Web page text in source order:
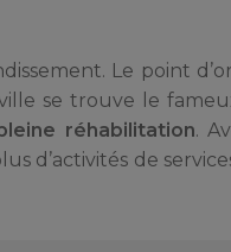
Le point
se trouve le
réhabilitation.
d’activités de